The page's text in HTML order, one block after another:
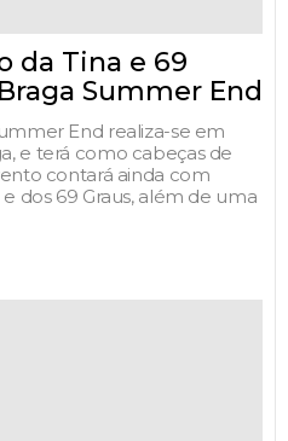
da Tina e 69
Summer End
End realiza-se em
e terá como cabeças de
contará ainda com
dos 69 Graus, além de uma